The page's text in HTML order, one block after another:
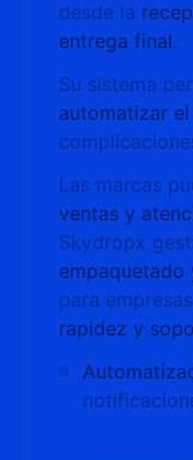
desde la
entrega final.
Su sistema
automatizar
Las marcas
ventas y
Skydropx
empaquetado
para
rapidez y